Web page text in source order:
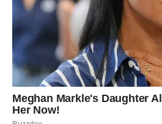
„Video sam tvoju istrajnost. Evo
Emotivno, otvara se prostor za
ljubav. Bez igrica. Bez
Jarčevi ulaze u fazu života u kojoj
već žive.